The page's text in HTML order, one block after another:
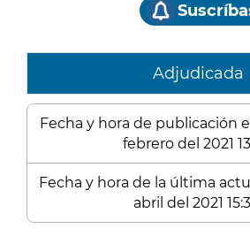
Adjudicada
Fecha y hora de publicación
febrero del 2021
Fecha y hora de la última
abril del 2021